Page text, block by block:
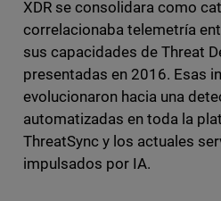
XDR se consolidara como
correlacionaba telemetría
sus capacidades de Threat
presentadas en 2016. Esas
evolucionaron hacia una
automatizadas en toda la
ThreatSync y los actuales
impulsados por IA.